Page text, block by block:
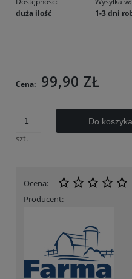
duża ilość
1-3 dni
Cena nie zawiera
Cena: 99,90 ZŁ
szt.
Do koszyka
Ocena:
Producent: